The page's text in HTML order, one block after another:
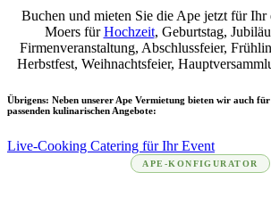
Buchen und mieten Sie die Ape jetzt für
Moers fürHochzeit, Geburtstag,
Firmenveranstaltung, Abschlussfeier,
Herbstfest, Weihnachtsfeier,
Übrigens: Neben unserer Ape Vermietung bieten wir auch
passenden kulinarischen Angebote:
Live-Cooking Catering für Ihr Event
APE-KONFIGURATOR